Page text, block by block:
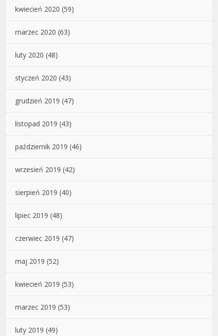
kwiecień 2020 (59)
marzec 2020 (63)
luty 2020 (48)
styczeń 2020 (43)
grudzień 2019 (47)
listopad 2019 (43)
październik 2019 (46)
wrzesień 2019 (42)
sierpień 2019 (40)
lipiec 2019 (48)
czerwiec 2019 (47)
maj 2019 (52)
kwiecień 2019 (53)
marzec 2019 (53)
luty 2019 (49)